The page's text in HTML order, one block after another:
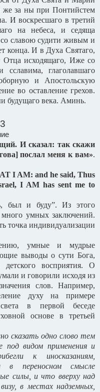
же за ны при Понтийстем
И воскресшаго в третий
на небеса, и седяща
славою судити живым и
конца. И в Духа Святаго,
исходящаго, Иже со
глаголавшаго
и Апостольскую
во оставление грехов.
будущаго века. Аминь.
И сказал: так скажи
послал меня к вам».
I AM: and he said, Thus
I AM has sent me to
и буду”. Из этого
много умных заключений.
точка индивидуализации
умные и мудрые
выводы о сути Бога,
восприятия. О
и говорили исходя из
слов. Например,
духу на примере
в первой беседе
основе в третьей
сказать одно слово тем
под видом применения и
к иносказаниям,
переносном смысле
силы, и что вверху над
в местах надземных,